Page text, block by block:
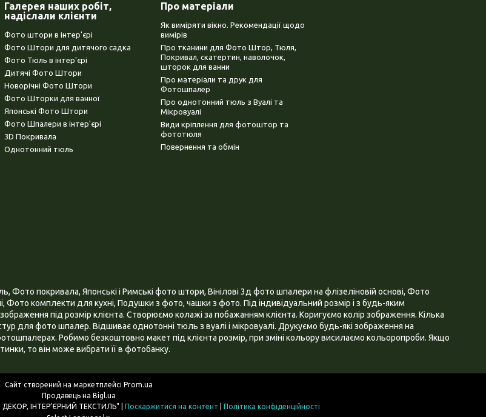
Галерея наших робіт,
надіслали клієнти
Фото штори в інтер'єрі
Фото Штори для дитячого садка
Фото Тюль в інтер'єрі
Дитячі Фото Штори
Новорічні Фото Штори
Фото Шторки для ванної
Японські Фото Штори
Фото Шпалери в інтер'єрі
3D Покривала
Однотонний тюль
Про матеріали
Як виміряти вікно. Рекомендації щодо
вимірів
Про тканини для Фото Штор, Тюля,
Покривал, скатертин, наволочок,
шторок для ванни
Про матеріали та друк для
Фотошпалер
Про однотонний тюль з Вуалі та
Мікровуалі
Види кріплення для фотоштор та
фототюля
Повернення та обмін
покривала, Японські і Римські фото штори, Вінілові 3д фото шпалери на флізеліновій основі, Фото
комплекти для кухні, Подушки з фото, чашки з фото. Під індивідуальний розмір і з будь-яким
під розмір клієнта. Створюємо колажі за побажанням клієнта. Коригуємо колір зображення. Кілька
для фото шпалер. Відшиває однотонні тюль з вуалі і мікровуалі. Друкуємо будь-які зображення на
Робимо безкоштовно макет під клієнта розмір, при зміні кольору висилаємо кольоропроби. Якщо
то він може вибрати її в фотобанку.
Сайт створений на маркетплейсі Prom.ua
Продавець на Bigl.ua
Поскаржитися на контент
Політика конфіденційності